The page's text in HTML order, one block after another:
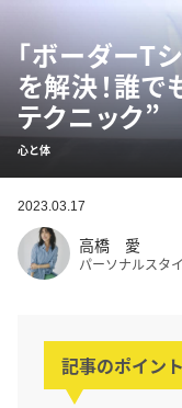
「ボーダーT
を解決！誰
テクニック”
心と体
2023.03.17
高橋 愛
パーソナルスタ
記事のポイント